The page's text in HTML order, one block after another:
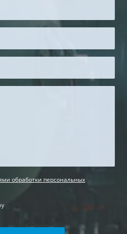
обработки персональных